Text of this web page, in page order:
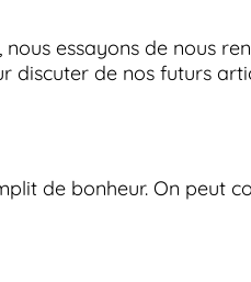
essayons de nous
discuter de nos futurs
de bonheur. On peut